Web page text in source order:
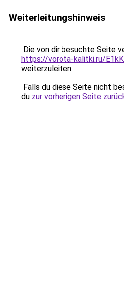
Weiterleitungshinweis
Die von dir besuchte Seite
https://vorota-kalitki.ru/
weiterzuleiten.
Falls du diese Seite nicht
du zur vorherigen Seite